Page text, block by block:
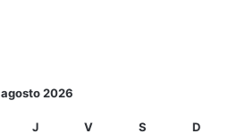
agosto 2026
J V S D